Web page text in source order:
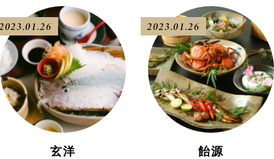
玄洋
2023.01.26
飴源